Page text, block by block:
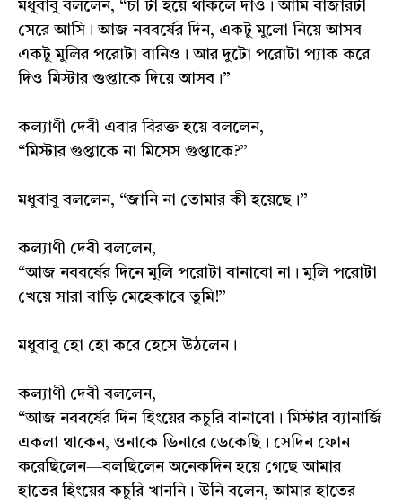
মধুবাবু বললেন, “চা টা হয়ে থাকলে দাও। আমি বাজারটা
সেরে আসি। আজ নববর্ষের দিন, একটু মুলো নিয়ে আসব—
একটু মুলির পরোটা বানিও। আর দুটো পরোটা প্যাক করে
দিও মিস্টার গুপ্তাকে দিয়ে আসব।”
কল্যাণী দেবী এবার বিরক্ত হয়ে বললেন,
“মিস্টার গুপ্তাকে না মিসেস গুপ্তাকে?”
মধুবাবু বললেন, “জানি না তোমার কী হয়েছে।”
কল্যাণী দেবী বললেন,
“আজ নববর্ষের দিনে মুলি পরোটা বানাবো না। মুলি পরোটা
খেয়ে সারা বাড়ি মেহেকাবে তুমি!”
মধুবাবু হো হো করে হেসে উঠলেন।
কল্যাণী দেবী বললেন,
“আজ নববর্ষের দিন হিংয়ের কচুরি বানাবো। মিস্টার ব্যানার্জি
একলা থাকেন, ওনাকে ডিনারে ডেকেছি। সেদিন ফোন
করেছিলেন—বলছিলেন অনেকদিন হয়ে গেছে আমার
হাতের হিংয়ের কচুরি খাননি। উনি বলেন, আমার হাতের